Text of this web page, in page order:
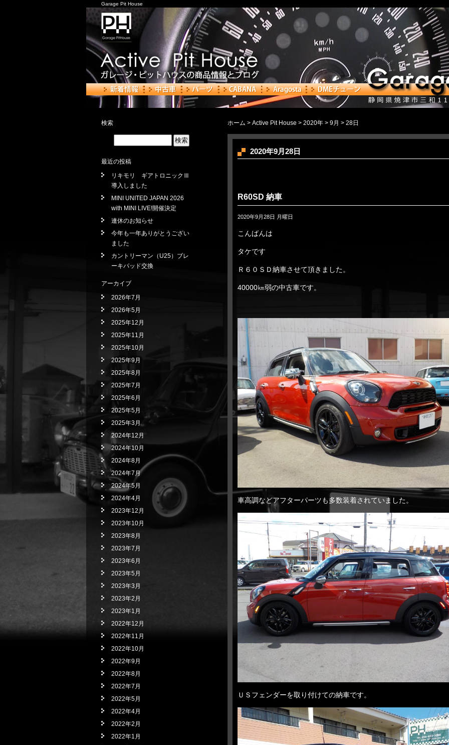
Garage Pit House
ホーム > Active Pit House > 2020年 > 9月 > 28日
2020年9月28日
R60SD 納車
2020年9月28日 月曜日
こんばんは
タケです
Ｒ６０ＳＤ納車させて頂きました。
40000㎞弱の中古車です。
車高調などアフターパーツも多数装着されていました。
ＵＳフェンダーを取り付けての納車です。
検索
最近の投稿
リキモリ ギアトロニックⅢ
導入しました
MINI UNITED JAPAN 2026
with MINI LIVE!開催決定
連休のお知らせ
今年も一年ありがとうござい
ました
カントリーマン（U25）ブレ
ーキパッド交換
アーカイブ
2026年7月
2026年5月
2025年12月
2025年11月
2025年10月
2025年9月
2025年8月
2025年7月
2025年6月
2025年5月
2025年3月
2024年12月
2024年10月
2024年8月
2024年7月
2024年5月
2024年4月
2023年12月
2023年10月
2023年8月
2023年7月
2023年6月
2023年5月
2023年3月
2023年2月
2023年1月
2022年12月
2022年11月
2022年10月
2022年9月
2022年8月
2022年7月
2022年5月
2022年4月
2022年2月
2022年1月